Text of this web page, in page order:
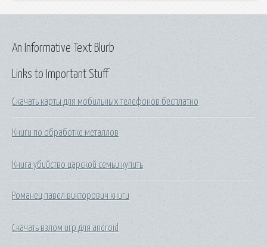
Links to Important Stuff
Скачать карты для мобильных телефонов бесплатно
Книги по обработке металлов
Книга убийство царской семьи купить
Романец павел викторович книги
Скачать взлом игр для android
An Informative Text Blurb